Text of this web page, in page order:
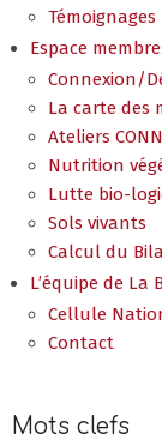
Témoignages
Espace
Connexion/
La carte des
Ateliers
Nutrition
Lutte bio-
Sols vivants
Calcul du
L’équipe de La
Cellule
Contact
Mots clefs